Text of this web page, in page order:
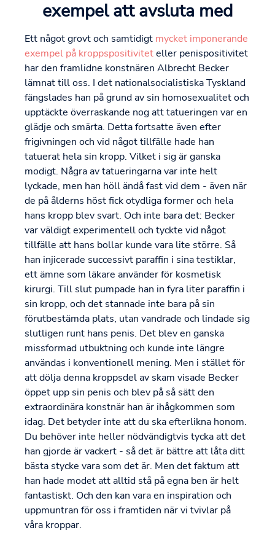
exempel att avsluta med
Ett något grovt och samtidigt mycket imponerande
exempel på kroppspositiviteteller penispositivitet
har den framlidne konstnären Albrecht Becker
lämnat till oss. I det nationalsocialistiska Tyskland
fängslades han på grund av sin homosexualitet och
upptäckte överraskande nog att tatueringen var en
glädje och smärta. Detta fortsatte även efter
frigivningen och vid något tillfälle hade han
tatuerat hela sin kropp. Vilket i sig är ganska
modigt. Några av tatueringarna var inte helt
lyckade, men han höll ändå fast vid dem - även när
de på ålderns höst fick otydliga former och hela
hans kropp blev svart. Och inte bara det: Becker
var väldigt experimentell och tyckte vid något
tillfälle att hans bollar kunde vara lite större. Så
han injicerade successivt paraffin i sina testiklar,
ett ämne som läkare använder för kosmetisk
kirurgi. Till slut pumpade han in fyra liter paraffin i
sin kropp, och det stannade inte bara på sin
förutbestämda plats, utan vandrade och lindade sig
slutligen runt hans penis. Det blev en ganska
missformad utbuktning och kunde inte längre
användas i konventionell mening. Men i stället för
att dölja denna kroppsdel av skam visade Becker
öppet upp sin penis och blev på så sätt den
extraordinära konstnär han är ihågkommen som
idag. Det betyder inte att du ska efterlikna honom.
Du behöver inte heller nödvändigtvis tycka att det
han gjorde är vackert - så det är bättre att låta ditt
bästa stycke vara som det är. Men det faktum att
han hade modet att alltid stå på egna ben är helt
fantastiskt. Och den kan vara en inspiration och
uppmuntran för oss i framtiden när vi tvivlar på
våra kroppar.